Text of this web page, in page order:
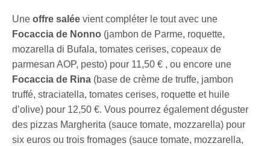
Uneoffre saléevient compléter le tout avec une
Focaccia de Nonno (jambon de Parme, roquette,
mozarella di Bufala, tomates cerises, copeaux de
parmesan AOP, pesto) pour 11,50 € , ou encore une
Focaccia de Rina (base de crème de truffe, jambon
truffé, straciatella, tomates cerises, roquette et huile
d’olive) pour 12,50 €. Vous pourrez également déguster
des pizzas Margherita (sauce tomate, mozzarella) pour
six euros ou trois fromages (sauce tomate, mozzarella,